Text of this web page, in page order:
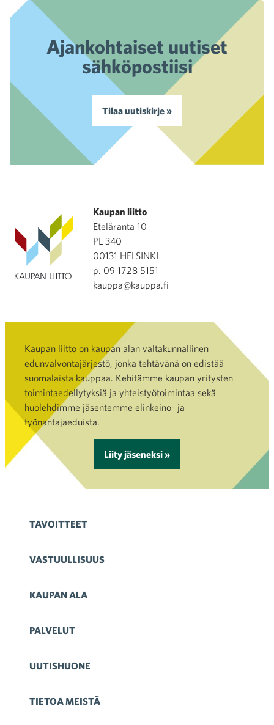
Ajankohtaiset uutiset
sähköpostiisi
Tilaa uutiskirje »
Kaupan liitto
Eteläranta 10
PL 340
00131 HELSINKI
p. 09 1728 5151
kauppa@kauppa.fi
Kaupan liitto on kaupan alan valtakunnallinen
edunvalvontajärjestö, jonka tehtävänä on edistää
suomalaista kauppaa. Kehitämme kaupan yritysten
toimintaedellytyksiä ja yhteistyötoimintaa sekä
huolehdimme jäsentemme elinkeino- ja
työnantajaeduista.
Liity jäseneksi »
TAVOITTEET
VASTUULLISUUS
KAUPAN ALA
PALVELUT
UUTISHUONE
TIETOA MEISTÄ